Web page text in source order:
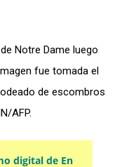
Notre Dame luego
fue tomada el
de escombros
AFP.
digital de En